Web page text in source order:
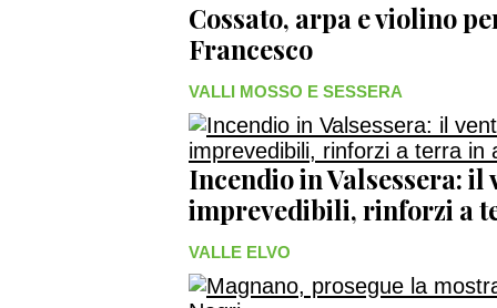
Cossato, arpa e violino
Francesco
VALLI MOSSO E SESSERA
Incendio in Valsessera: il
imprevedibili, rinforzi a
VALLE ELVO